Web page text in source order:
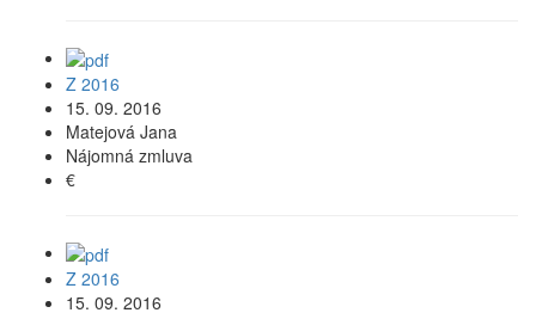
Z 2016
15. 09. 2016
Matejová Jana
Nájomná zmluva
€
Z 2016
15. 09. 2016